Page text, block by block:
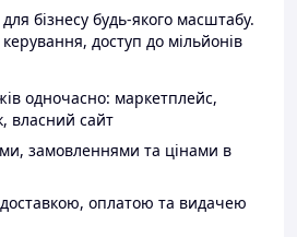
бізнесу будь-якого масштабу.
доступ до мільйонів
одночасно: маркетплейс,
власний сайт
замовленнями та цінами в
доставкою, оплатою та видачею